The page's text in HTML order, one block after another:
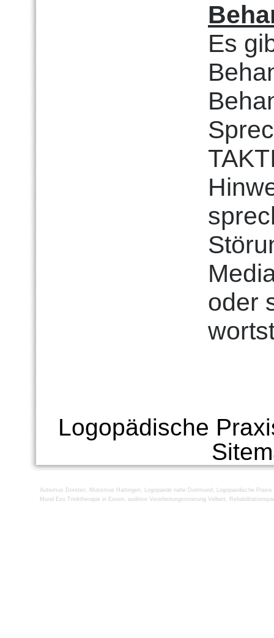
Es
oder
Logopädische
Autismus Dorsten , Mutismus Hattingen , Logopaede nahe Dortmund , Logopaedische
Mund Ess Trinktherapie in Essen , auditive Verarbeitungsstoerung Velbert ,